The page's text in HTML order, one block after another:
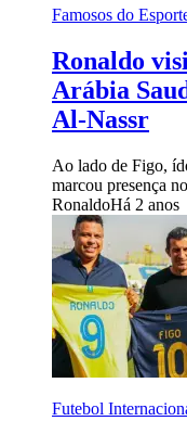
Famosos do
Ronaldo
Arábia
Al-Nassr
Ao lado de Figo,
marcou presença
RonaldoHá 2 anos
Futebol